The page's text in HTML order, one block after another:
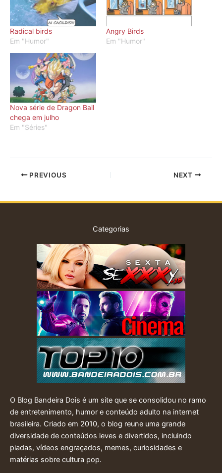
Radical birds
Em "Humor"
Angry Birds
Em "Humor"
Nova série de Dragon Ball
chega em julho
Em "Séries"
PREVIOUS NEXT
Categorias
O Blog Bandeira Dois é um site que se consolidou no ramo
de entretenimento, humor e conteúdo adulto na internet
brasileira. Criado em 2010, o blog reune uma grande
diversidade de conteúdos leves e divertidos, incluindo
piadas, vídeos engraçados, memes, curiosidades e
matérias sobre cultura pop.